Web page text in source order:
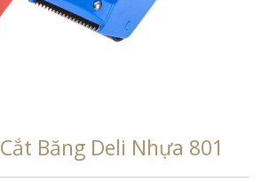
Cắt Băng Deli Nhựa 801